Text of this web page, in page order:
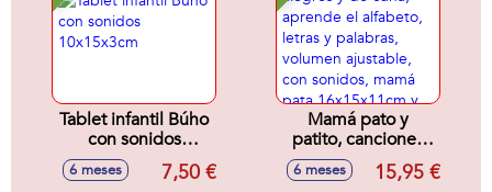
Tablet infantil Búho
con sonidos
10x15x3cm
6 meses 7,50 €
Mamá pato y
patito, canciones
alegres y de cuna,
aprende el
6 meses 15,95 €